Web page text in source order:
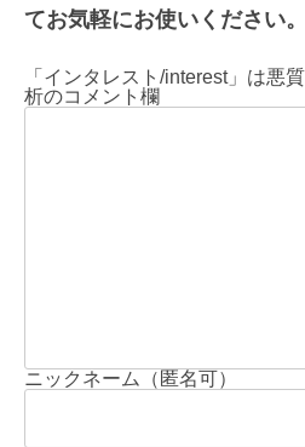
てお気軽にお使いください。
「インタレスト/interest」は悪
析のコメント欄
ニックネーム（匿名可）